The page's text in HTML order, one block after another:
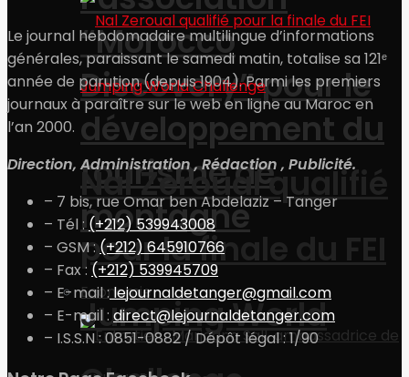
“Morocco
Discovery” pour le
développement du
tourisme de
montagne
Economie
Nal Zeroual qualifié
pour la finale du FEI
Jumping World
Le journal hebdomadaire multilingue d’informations
générales, paraissant le samedi matin, totalise sa 121ᵉ
année de parution (depuis 1904). Parmi les premiers
journaux à paraître sur le web en ligne au Maroc en
l’an 2000.
Direction, Administration , Rédaction , Publicité.
– 7 bis, rue Omar ben Abdelaziz – Tanger
– Tél :(+212) 539943008
– GSM :(+212) 645910766
– Fax : (+212) 539945709
– E-mail :lejournaldetanger@gmail.com
– E-mail : direct@lejournaldetanger.com
– I.S.S.N : 0851-0882 / Dépôt légal : 1/90